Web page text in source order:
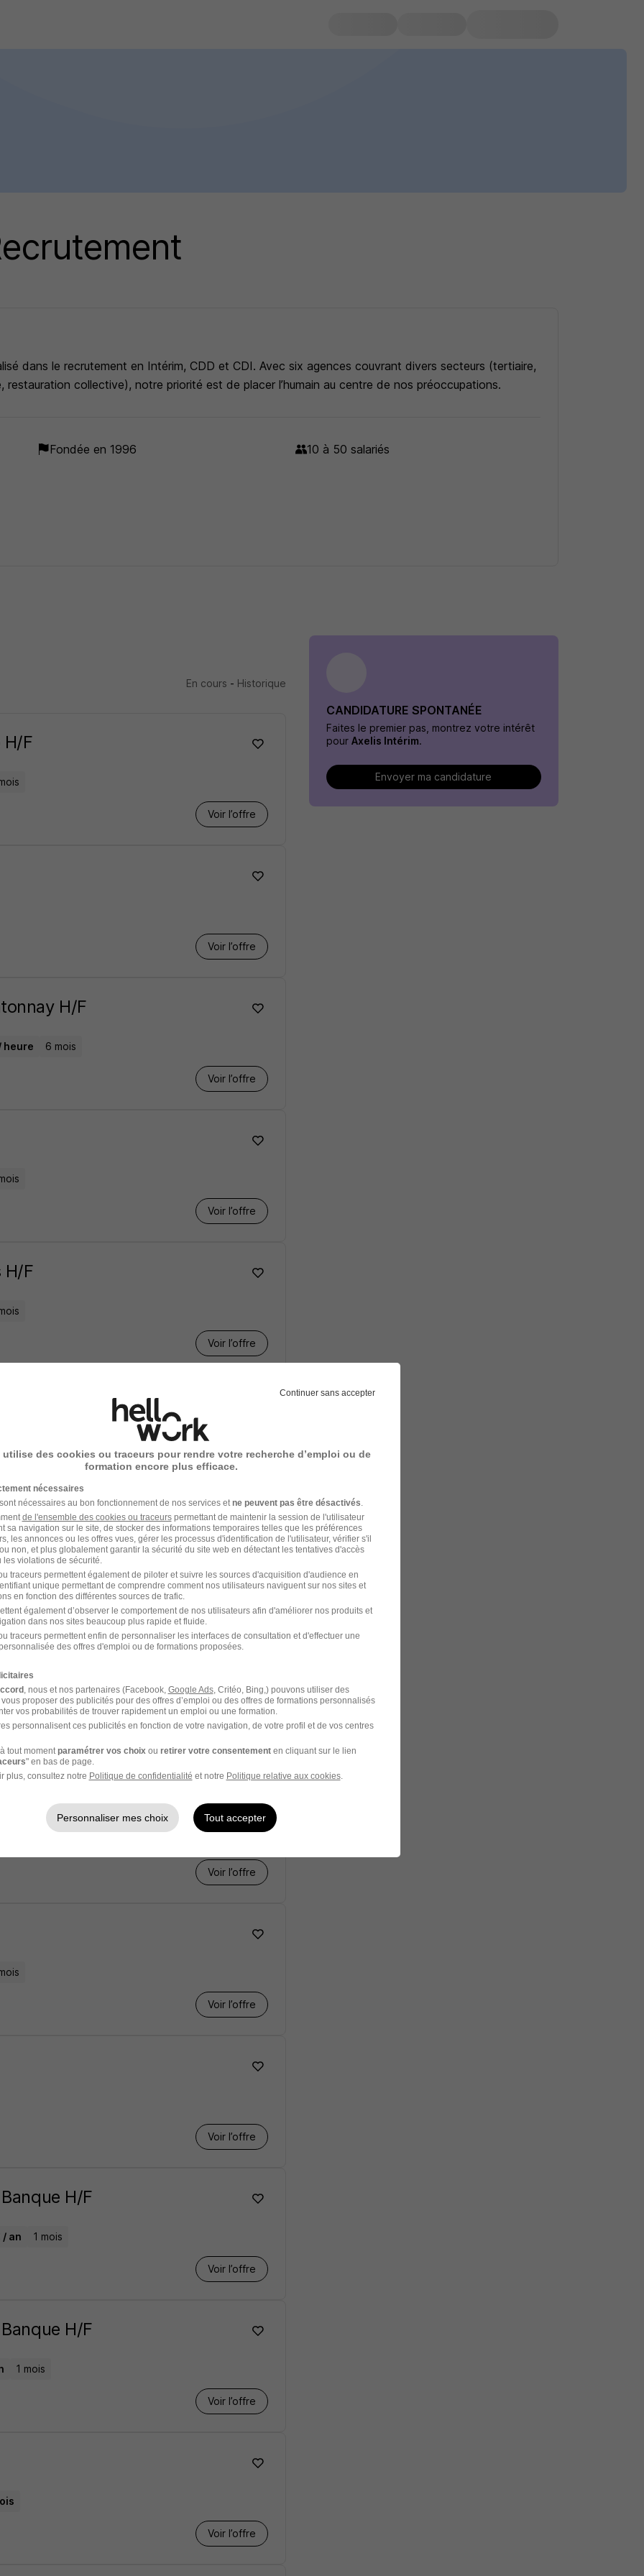
dans le recrutement en Intérim, CDD et CDI. Avec six agences couvrant divers secteurs (tertiaire,
restauration collective), notre priorité est de placer l’humain au centre de nos préoccupations.
Fondée en 1996
10 à 50 salariés
En cours - Historique
H/F
Voir l’offre
Voir l’offre
H/F
heure 6 mois
Voir l’offre
Voir l’offre
H/F
Voir l’offre
1 mois
Voir l’offre
H/F
Voir l’offre
Voir l’offre
Voir l’offre
H/F
an 1 mois
Voir l’offre
H/F
1 mois
Voir l’offre
Voir l’offre
CANDIDATURE SPONTANÉE
Faites le premier pas, montrez votre intérêt
pour Axelis Intérim.
Envoyer ma candidature
Continuer sans accepter
utilise des cookies ou traceurs pour rendre votre recherche d’emploi ou de
formation encore plus efficace.
nécessaires
nécessaires au bon fonctionnement de nos services et ne peuvent pas être désactivés
de l'ensemble des cookies ou traceurspermettant de maintenir la session de l'utilisateur
sa navigation sur le site, de stocker des informations temporaires telles que les préférences
les annonces ou les offres vues, gérer les processus d'identification de l'utilisateur, vérifier s'il
non, et plus globalement garantir la sécurité du site web en détectant les tentatives d'accès
violations de sécurité.
traceurs permettent également de piloter et suivre les sources d'acquisition d'audience en
unique permettant de comprendre comment nos utilisateurs naviguent sur nos sites et
en fonction des différentes sources de trafic.
également d’observer le comportement de nos utilisateurs afin d'améliorer nos produits et
dans nos sites beaucoup plus rapide et fluide.
traceurs permettent enfin de personnaliser les interfaces de consultation et d'effectuer une
des offres d'emploi ou de formations proposées.
, nous et nos partenaires (Facebook, Google Ads, Critéo, Bing,) pouvons utiliser des
proposer des publicités pour des offres d’emploi ou des offres de formations personnalisés
vos probabilités de trouver rapidement un emploi ou une formation.
personnalisent ces publicités en fonction de votre navigation, de votre profil et de vos centres
tout moment paramétrer vos choix ou retirer votre consentementen cliquant sur le lien
" en bas de page.
plus, consultez notre Politique de confidentialité et notre Politique relative aux cookies.
Personnaliser mes choix Tout accepter